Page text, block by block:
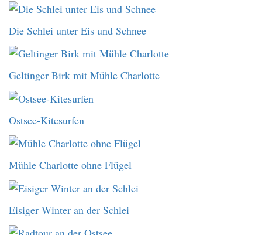
Die Schlei unter Eis und Schnee
Geltinger Birk mit Mühle Charlotte
Ostsee-Kitesurfen
Mühle Charlotte ohne Flügel
Eisiger Winter an der Schlei